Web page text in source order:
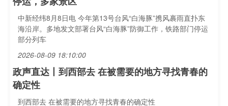
中新经纬8月8日电 今年第13号台风“白海豚”携风裹雨直扑东
海沿岸。多地发文部署台风“白海豚”防御工作，铁路部门停运
部分列车
2026-08-09 18:10:00
政声直达丨到西部去 在被需要的地方寻找青春的
确定性
到西部去 在被需要的地方寻找青春的确定性